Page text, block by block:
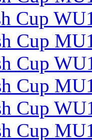
Cup
Cup
Cup
Cup
Cup
Cup